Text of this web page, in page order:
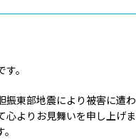
。
振東部地震により被害に遭わ
心よりお見舞いを申し上げま